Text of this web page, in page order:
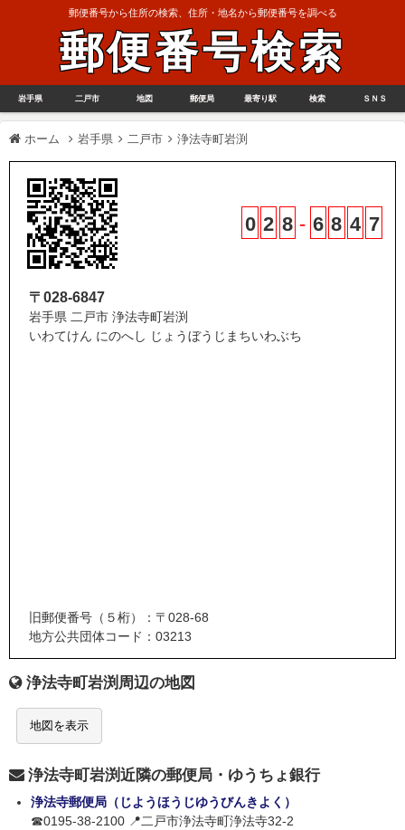
郵便番号から住所の検索、住所・地名から郵便番号を調べる
郵便番号検索
岩手県 二戸市 地図 郵便局 最寄り駅 検索 ＳＮＳ
ホーム 岩手県 二戸市 浄法寺町岩渕
0 2 8 - 6 8 4 7
〒028-6847
岩手県 二戸市 浄法寺町岩渕
いわてけん にのへし じょうぼうじまちいわぶち
旧郵便番号（５桁）：〒028-68
地方公共団体コード：03213
浄法寺町岩渕周辺の地図
地図を表示
浄法寺町岩渕近隣の郵便局・ゆうちょ銀行
浄法寺郵便局（じようほうじゆうびんきよく）
☎0195-38-2100 📍二戸市浄法寺町浄法寺32-2